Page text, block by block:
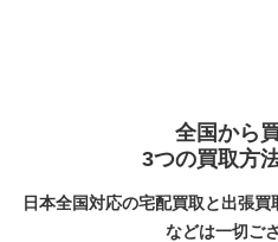
全国から
3つの買取方
日本全国対応の宅配買取と出張
などは一切ご